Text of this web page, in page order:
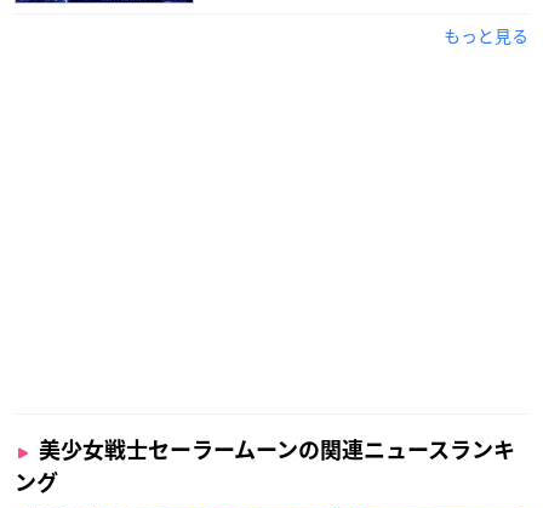
もっと見る
美少女戦士セーラームーンの関連ニュースランキ
ング